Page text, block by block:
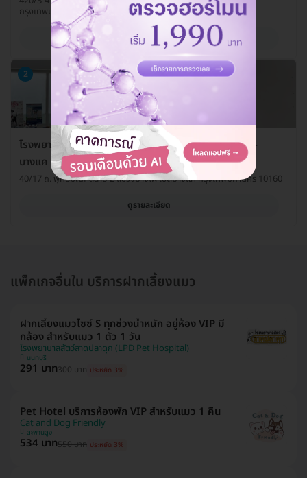
กรุงเทพมหานคร 10150
ดูรายละเอียด
2
โรงพยาบาลสัตว์แสนดี 24 ชั่วโมง สาขาพุทธมณฑลสาย 2-
บางแค
40/17 ถ. พุทธมณฑลสาย 2 แขวงบางไผ่ เขตบางแค กรุงเทพมหานคร 10160
ดูรายละเอียด
แพ็กเกจอื่นใน บริการฝากเลี้ยงแมว
ฝากเลี้ยงแมวไซซ์ S ทุกช่วงน้ำหนัก อยู่ห้อง VIP มี
กล้อง สำหรับแมว 1 ตัว 1 วัน
โรงพยาบาลสัตว์ลาดปลาดุก (LPD Pet Hospital)
นนทบุรี
291 บาท300 บาท ประหยัด 3%
Pet Hotel บริการห้องพัก VIP สำหรับแมว 1 คืน
Cat and Dog Friendly
สะพานสูง
534 บาท550 บาท ประหยัด 3%